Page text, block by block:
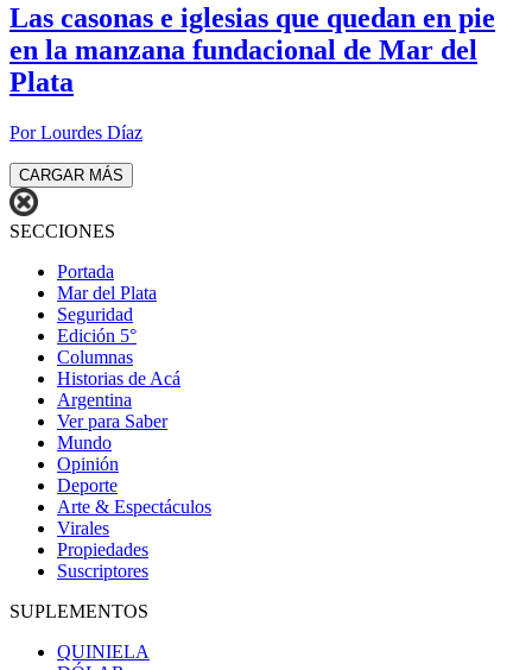
Las casonas e iglesias que quedan en pie
en la manzana fundacional de Mar del
Plata
Por Lourdes Díaz
CARGAR MÁS
SECCIONES
Portada
Mar del Plata
Seguridad
Edición 5°
Columnas
Historias de Acá
Argentina
Ver para Saber
Mundo
Opinión
Deporte
Arte & Espectáculos
Virales
Propiedades
Suscriptores
SUPLEMENTOS
QUINIELA